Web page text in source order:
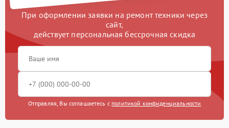
При оформлении заявки на ремонт техники через
сайт,
действует персональная бессрочная скидка
Отправляя, Вы соглашаетесь с политикой конфиденциальности